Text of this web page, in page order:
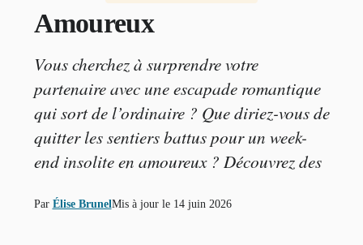
Amoureux
Vous cherchez à surprendre votre
partenaire avec une escapade romantique
qui sort de l’ordinaire ? Que diriez-vous de
quitter les sentiers battus pour un week-
end insolite en amoureux ? Découvrez des
Par Élise BrunelMis à jour le 14 juin 2026